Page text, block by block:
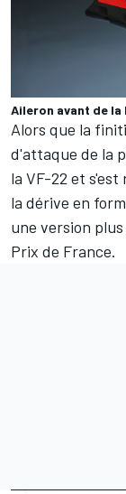
Aileron avant de la
Alors que la
d'attaque de la
la VF-22 et s'est
la dérive en
une version
Prix de France.